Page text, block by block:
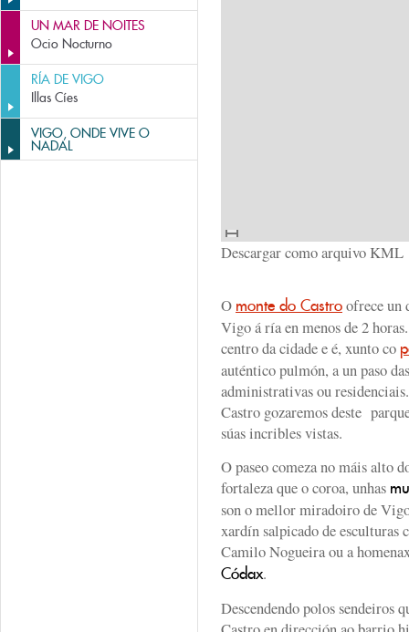
UN MAR DE NOITES
Ocio Nocturno
RÍA DE VIGO
Illas Cíes
VIGO, ONDE VIVE O
NADAL
Descargar como arquivo KML
O monte do Castroofrece un
Vigo á ría en menos de 2
centro da cidade e é, xunto co
auténtico pulmón, a un paso
administrativas ou
Castro gozaremos deste
súas incribles vistas.
O paseo comeza no máis alto
fortaleza que o coroa, unhas
son o mellor miradoiro de
xardín salpicado de esculturas
Camilo Nogueira ou a
Códax.
Descendendo polos sendeiros